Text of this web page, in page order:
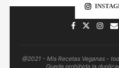
@2021 - Mis Recetas Veganas -
Queda prohibida la